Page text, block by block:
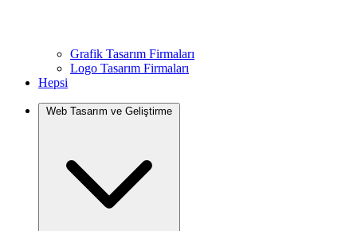
Grafik Tasarım Firmaları
Logo Tasarım Firmaları
Hepsi
Web Tasarım ve Geliştirme